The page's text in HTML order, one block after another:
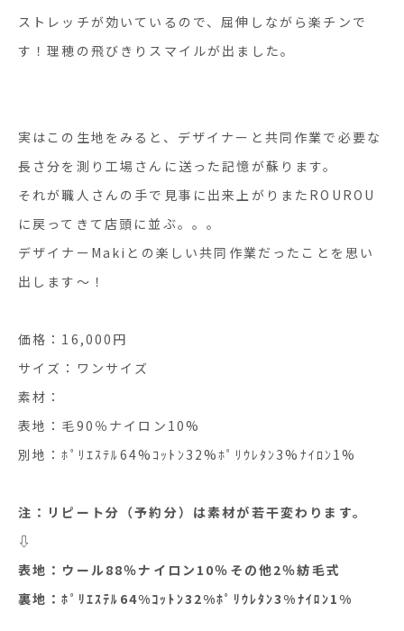
ストレッチが効いているので、屈伸しながら楽チンで
す！理穂の飛びきりスマイルが出ました。
実はこの生地をみると、デザイナーと共同作業で必要な
長さ分を測り工場さんに送った記憶が蘇ります。
それが職人さんの手で見事に出来上がりまたROUROU
に戻ってきて店頭に並ぶ。。。
デザイナーMakiとの楽しい共同作業だったことを思い
出します〜！
価格：16,000円
サイズ：ワンサイズ
素材：
表地：毛90％ナイロン10%
別地：ﾎﾟﾘｴｽﾃﾙ64%ｺｯﾄﾝ32%ﾎﾟﾘｳﾚﾀﾝ3%ﾅｲﾛﾝ1%
注：リピート分（予約分）は素材が若干変わります。
⇩
表地：ウール88％ナイロン10％その他2％紡毛式
裏地：ﾎﾟﾘｴｽﾃﾙ64%ｺｯﾄﾝ32%ﾎﾟﾘｳﾚﾀﾝ3%ﾅｲﾛﾝ1%